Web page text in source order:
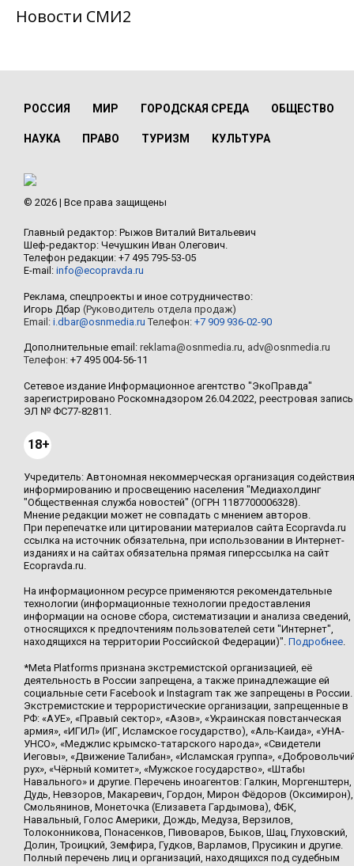
Новости СМИ2
РОССИЯ МИР ГОРОДСКАЯ СРЕДА ОБЩЕСТВО
НАУКА ПРАВО ТУРИЗМ КУЛЬТУРА
© 2026 | Все права защищены
Главный редактор: Рыжов Виталий Витальевич
Шеф-редактор: Чечушкин Иван Олегович.
Телефон редакции: +7 495 795-53-05
E-mail: info@ecopravda.ru
Реклама, спецпроекты и иное сотрудничество:
Игорь Дбар (Руководитель отдела продаж)
Email: i.dbar@osnmedia.ru Телефон: +7 909 936-02-90
Дополнительные email: reklama@osnmedia.ru adv@osnmedia.ru
Телефон: +7 495 004-56-11
Сетевое издание Информационное агентство "ЭкоПравда"
зарегистрировано Роскомнадзором 26.04.2022, реестровая запись
ЭЛ № ФС77-82811.
18+
Учредитель: Автономная некоммерческая организация содействия
информированию и просвещению населения "Медиахолдинг
"Общественная служба новостей" (ОГРН 1187700006328).
Мнение редакции может не совпадать с мнением авторов.
При перепечатке или цитировании материалов сайта Ecopravda.ru
ссылка на источник обязательна, при использовании в Интернет-
изданиях и на сайтах обязательна прямая гиперссылка на сайт
Ecopravda.ru.
На информационном ресурсе применяются рекомендательные
технологии (информационные технологии предоставления
информации на основе сбора, систематизации и анализа сведений,
относящихся к предпочтениям пользователей сети "Интернет",
находящихся на территории Российской Федерации)". Подробнее
*Meta Platforms признана экстремистской организацией, её
деятельность в России запрещена, а также принадлежащие ей
социальные сети Facebook и Instagram так же запрещены в России.
Экстремистские и террористические организации, запрещенные в
РФ: «АУЕ», «Правый сектор», «Азов», «Украинская повстанческая
армия», «ИГИЛ» (ИГ, Исламское государство), «Аль-Каида», «УНА-
УНСО», «Меджлис крымско-татарского народа», «Свидетели
Иеговы», «Движение Талибан», «Исламская группа»,
рух», «Чёрный комитет», «Мужское государство», «Штабы
Навального» и другие. Перечень иноагентов: Галкин, Моргенштерн,
Дудь, Невзоров, Макаревич, Гордон, Мирон Фёдоров (Оксимирон),
Смольянинов, Монеточка (Елизавета Гардымова), ФБК,
Навальный, Голос Америки, Дождь, Медуза, Верзилов,
Толоконникова, Понасенков, Пивоваров, Быков, Шац, Глуховский,
Долин, Троицкий, Земфира, Гудков, Варламов, Прусикин и другие.
Полный перечень лиц и организаций, находящихся под судебным